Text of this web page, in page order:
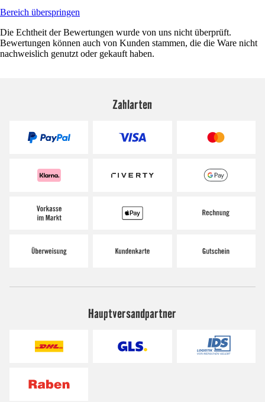
Bereich überspringen
Die Echtheit der Bewertungen wurde von uns nicht überprüft.
Bewertungen können auch von Kunden stammen, die die Ware nicht
nachweislich genutzt oder gekauft haben.
Zahlarten
Hauptversandpartner